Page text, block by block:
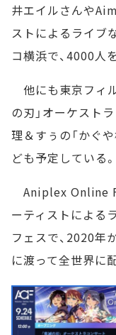
井エイルさんや
ストによるライブ
コ横浜で、4000人
他にも東京フィ
の刃」オーケスト
理＆すぅの「かぐ
ども予定している。
Aniplex Online
ーティストによる
フェスで、2020年
に渡って全世界に